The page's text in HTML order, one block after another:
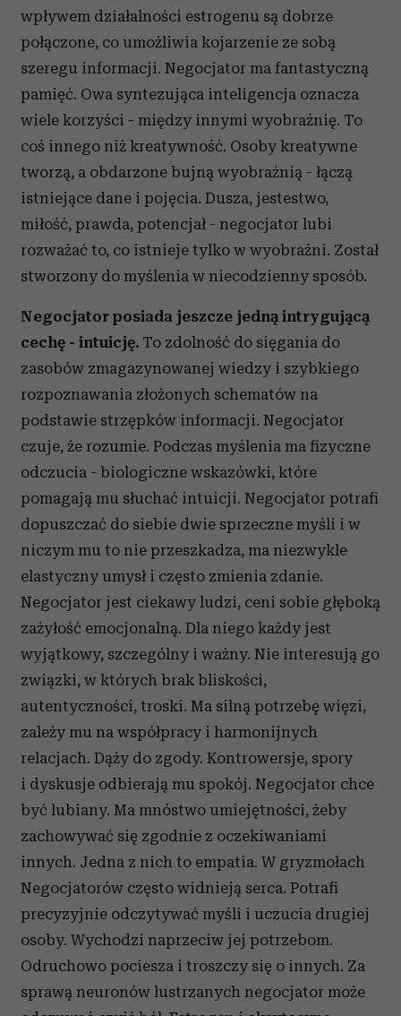
wpływem działalności estrogenu są dobrze
połączone, co umożliwia kojarzenie ze sobą
szeregu informacji. Negocjator ma fantastyczną
pamięć. Owa syntezująca inteligencja oznacza
wiele korzyści - między innymi wyobraźnię. To
coś innego niż kreatywność. Osoby kreatywne
tworzą, a obdarzone bujną wyobraźnią - łączą
istniejące dane i pojęcia. Dusza, jestestwo,
miłość, prawda, potencjał - negocjator lubi
rozważać to, co istnieje tylko w wyobraźni. Został
stworzony do myślenia w niecodzienny sposób.
Negocjator posiada jeszcze jedną intrygującą
cechę - intuicję. To zdolność do sięgania do
zasobów zmagazynowanej wiedzy i szybkiego
rozpoznawania złożonych schematów na
podstawie strzępków informacji. Negocjator
czuje, że rozumie. Podczas myślenia ma fizyczne
odczucia - biologiczne wskazówki, które
pomagają mu słuchać intuicji. Negocjator potrafi
dopuszczać do siebie dwie sprzeczne myśli i w
niczym mu to nie przeszkadza, ma niezwykle
elastyczny umysł i często zmienia zdanie.
Negocjator jest ciekawy ludzi, ceni sobie głęboką
zażyłość emocjonalną. Dla niego każdy jest
wyjątkowy, szczególny i ważny. Nie interesują go
związki, w których brak bliskości,
autentyczności, troski. Ma silną potrzebę więzi,
zależy mu na współpracy i harmonijnych
relacjach. Dąży do zgody. Kontrowersje, spory
i dyskusje odbierają mu spokój. Negocjator chce
być lubiany. Ma mnóstwo umiejętności, żeby
zachowywać się zgodnie z oczekiwaniami
innych. Jedna z nich to empatia. W gryzmołach
Negocjatorów często widnieją serca. Potrafi
precyzyjnie odczytywać myśli i uczucia drugiej
osoby. Wychodzi naprzeciw jej potrzebom.
Odruchowo pociesza i troszczy się o innych. Za
sprawą neuronów lustrzanych negocjator może